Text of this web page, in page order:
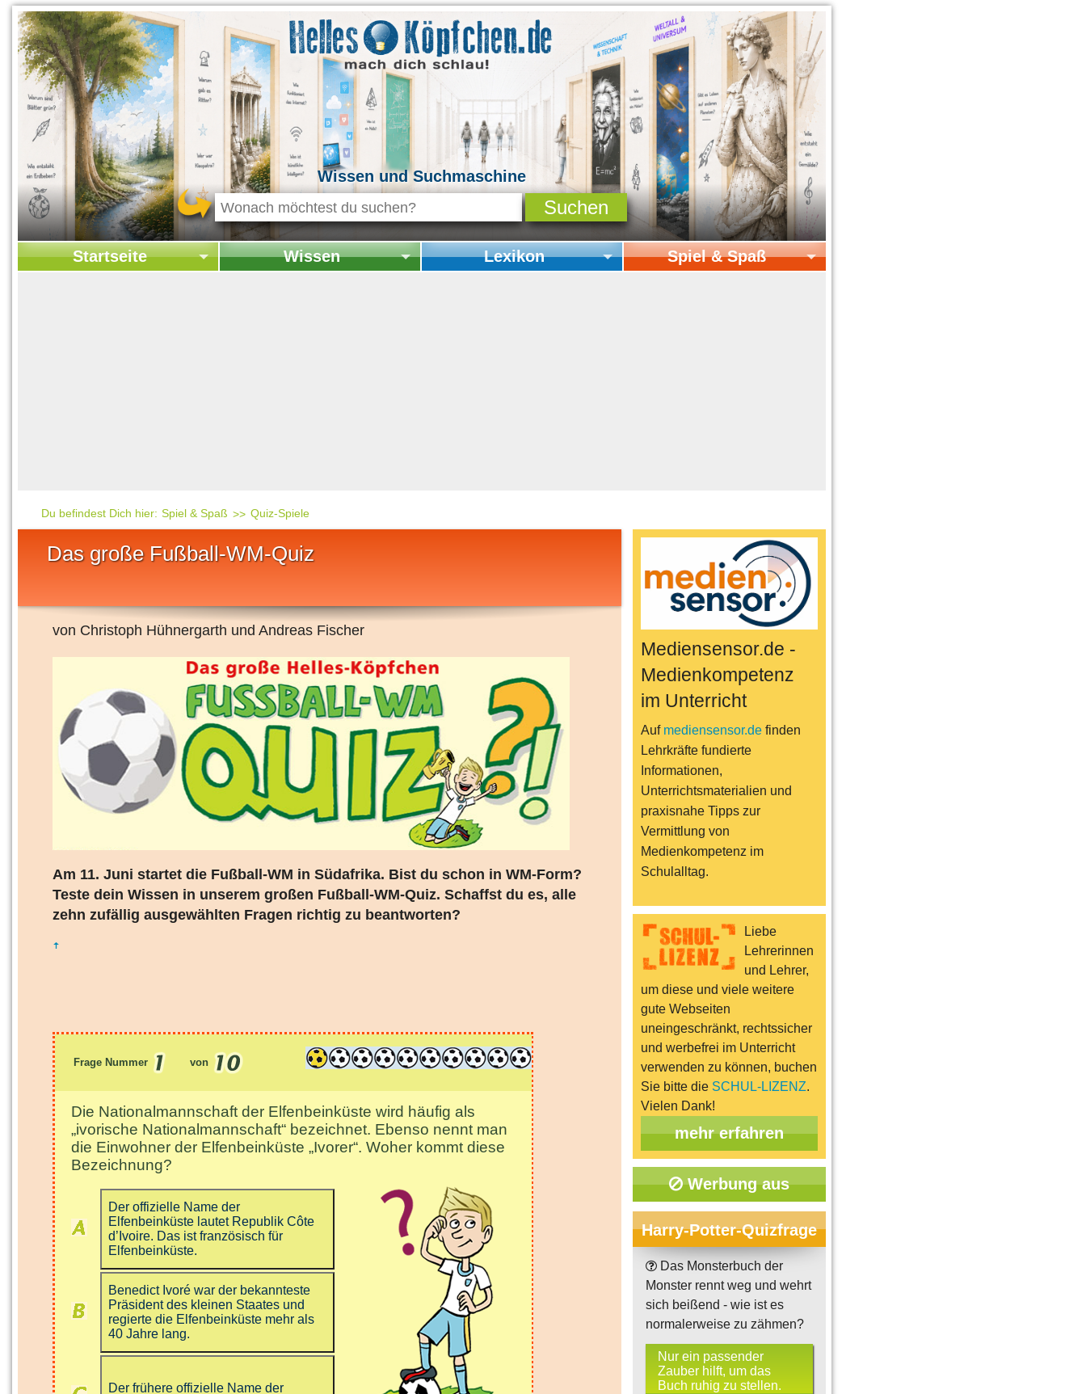
Wissen und Suchmaschine
Startseite Wissen
Technik
Länderlexikon
Lexikon Spiel & Spaß
Reisen, Events & Sport
E-Cards
Du befindest Dich hier: Spiel & Spaß Quiz-Spiele
Das große Fußball-WM-Quiz
von Christoph Hühnergarth und Andreas Fischer
Am 11. Juni startet die Fußball-WM in Südafrika. Bist du schon in WM-Form?
Teste dein Wissen in unserem großen Fußball-WM-Quiz. Schaffst du es, alle
zehn zufällig ausgewählten Fragen richtig zu beantworten?
Mediensensor.de -
Medienkompetenz
im Unterricht
Auf mediensensor.definden
Lehrkräfte fundierte
Informationen,
Unterrichtsmaterialien und
praxisnahe Tipps zur
Vermittlung von
Medienkompetenz im
Schulalltag.
Liebe
Lehrerinnen
und Lehrer,
um diese und viele weitere
gute Webseiten
uneingeschränkt, rechtssicher
und werbefrei im Unterricht
verwenden zu können, buchen
Sie bitte die SCHUL-LIZENZ.
Vielen Dank!
mehr erfahren
Werbung aus
Harry-Potter-Quizfrage
Das Monsterbuch der
Monster rennt weg und wehrt
sich beißend - wie ist es
normalerweise zu zähmen?
Nur ein passender
Zauber hilft, um das
Buch ruhig zu stellen.